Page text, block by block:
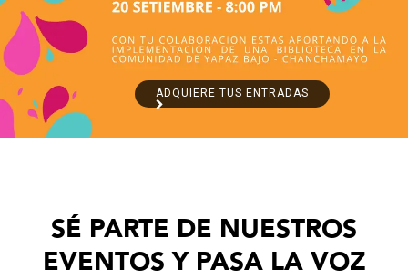
ADQUIERE TUS ENTRADAS
SÉ PARTE DE NUESTROS
EVENTOS Y PASA LA VOZ